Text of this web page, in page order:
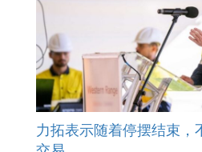
力拓表示随着停摆结束，